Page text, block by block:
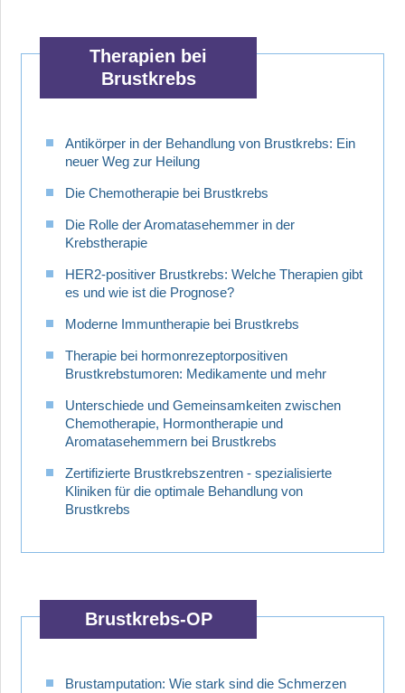
Therapien bei
Brustkrebs
Antikörper in der Behandlung von Brustkrebs: Ein
neuer Weg zur Heilung
Die Chemotherapie bei Brustkrebs
Die Rolle der Aromatasehemmer in der
Krebstherapie
HER2-positiver Brustkrebs: Welche Therapien gibt
es und wie ist die Prognose?
Moderne Immuntherapie bei Brustkrebs
Therapie bei hormonrezeptorpositiven
Brustkrebstumoren: Medikamente und mehr
Unterschiede und Gemeinsamkeiten zwischen
Chemotherapie, Hormontherapie und
Aromatasehemmern bei Brustkrebs
Zertifizierte Brustkrebszentren - spezialisierte
Kliniken für die optimale Behandlung von
Brustkrebs
Brustkrebs-OP
Brustamputation: Wie stark sind die Schmerzen